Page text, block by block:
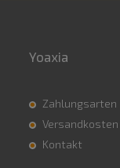
Yoaxia
Zahlungsarten
Versandkosten
Kontakt